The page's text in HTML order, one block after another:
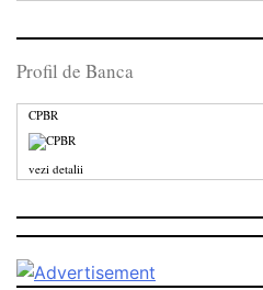
Profil de Banca
CPBR
vezi detalii